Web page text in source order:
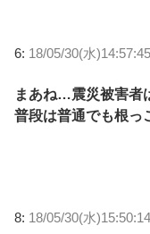
6: 18/05/30(水
まあね…震災被害者
普段は普通でも根っ
8: 18/05/30(水